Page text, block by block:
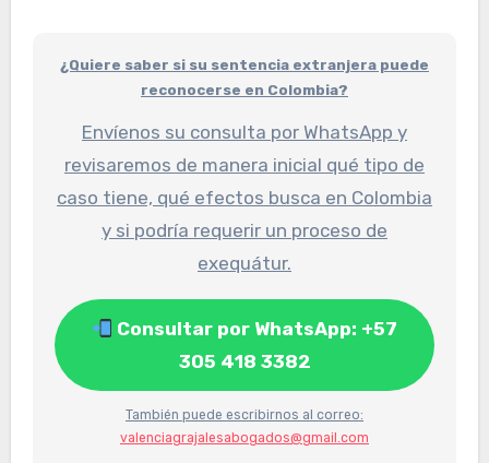
¿Quiere saber si su sentencia extranjera puede
reconocerse en Colombia?
Envíenos su consulta por WhatsApp y
revisaremos de manera inicial qué tipo de
caso tiene, qué efectos busca en Colombia
y si podría requerir un proceso de
exequátur.
Consultar por WhatsApp: +57
305 418 3382
También puede escribirnos al correo:
valenciagrajalesabogados@gmail.com